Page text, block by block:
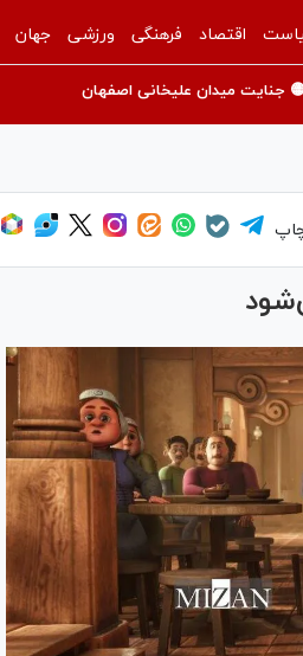
اقتصاد فرهنگی ورزشی جهان
جنایت میدان علیخانی اصفهان